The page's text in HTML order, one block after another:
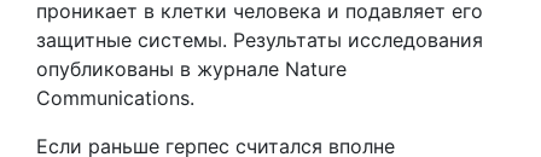
проникает в клетки человека и подавляет его
защитные системы. Результаты исследования
опубликованы в журнале Nature
Communications.
Если раньше герпес считался вполне